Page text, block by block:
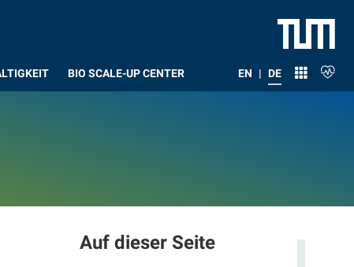
BIO SCALE-UP CENTER EN | DE
Auf dieser Seite